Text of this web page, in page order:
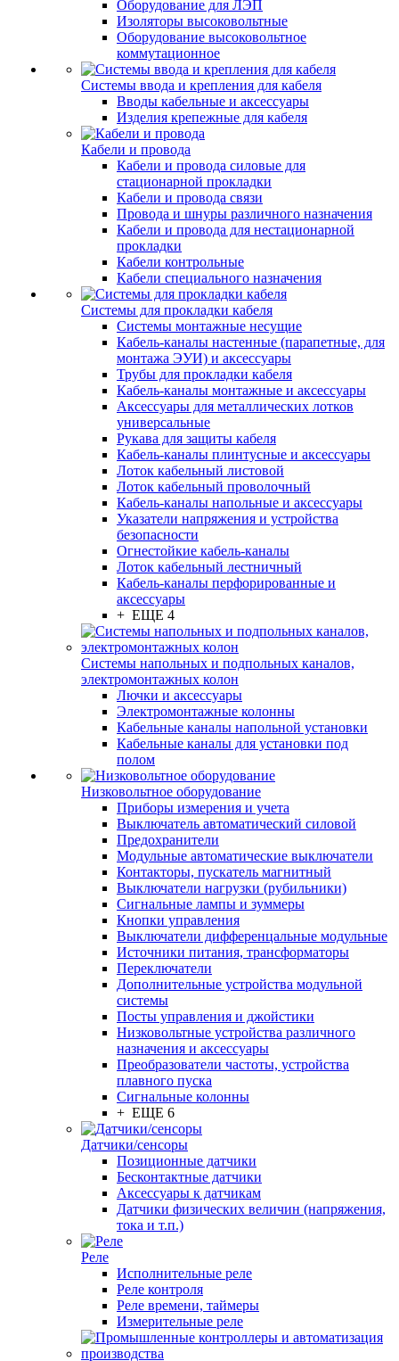
Оборудование для ЛЭП
Изоляторы высоковольтные
Оборудование высоковольтное
коммутационное
Системы ввода и крепления для кабеля
Вводы кабельные и аксессуары
Изделия крепежные для кабеля
Кабели и провода
Кабели и провода силовые для
стационарной прокладки
Кабели и провода связи
Провода и шнуры различного назначения
Кабели и провода для нестационарной
прокладки
Кабели контрольные
Кабели специального назначения
Системы для прокладки кабеля
Системы монтажные несущие
Кабель-каналы настенные (парапетные, для
монтажа ЭУИ) и аксессуары
Трубы для прокладки кабеля
Кабель-каналы монтажные и аксессуары
Аксессуары для металлических лотков
универсальные
Рукава для защиты кабеля
Кабель-каналы плинтусные и аксессуары
Лоток кабельный листовой
Лоток кабельный проволочный
Кабель-каналы напольные и аксессуары
Указатели напряжения и устройства
безопасности
Огнестойкие кабель-каналы
Лоток кабельный лестничный
Кабель-каналы перфорированные и
аксессуары
+ ЕЩЕ 4
Системы напольных и подпольных каналов,
электромонтажных колон
Лючки и аксессуары
Электромонтажные колонны
Кабельные каналы напольной установки
Кабельные каналы для установки под
полом
Низковольтное оборудование
Приборы измерения и учета
Выключатель автоматический силовой
Предохранители
Модульные автоматические выключатели
Контакторы, пускатель магнитный
Выключатели нагрузки (рубильники)
Сигнальные лампы и зуммеры
Кнопки управления
Выключатели дифференцальные модульные
Источники питания, трансформаторы
Переключатели
Дополнительные устройства модульной
системы
Посты управления и джойстики
Низковольтные устройства различного
назначения и аксессуары
Преобразователи частоты, устройства
плавного пуска
Сигнальные колонны
+ ЕЩЕ 6
Датчики/сенсоры
Позиционные датчики
Бесконтактные датчики
Аксессуары к датчикам
Датчики физических величин (напряжения,
тока и т.п.)
Реле
Исполнительные реле
Реле контроля
Реле времени, таймеры
Измерительные реле